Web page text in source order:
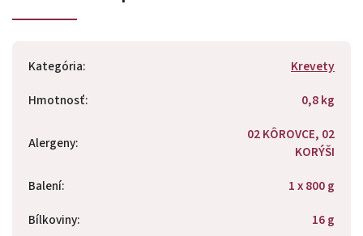
Kategória:
Krevety
Hmotnosť: 0,8 kg
Alergeny:
02 KÔROVCE, 02
KORÝŠI
Balení:
1 x 800 g
Bílkoviny:
16 g